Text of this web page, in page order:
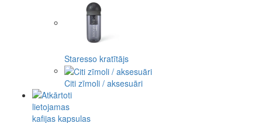
Staresso kratītājs
Citi zīmoli / aksesuāri